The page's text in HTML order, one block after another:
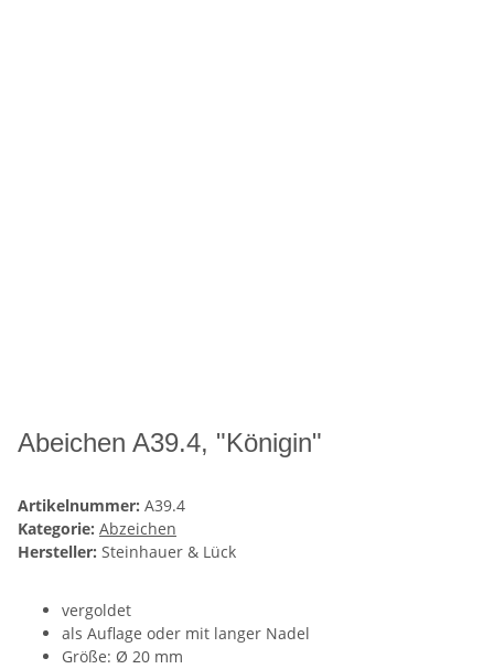
Abeichen A39.4, "Königin"
Artikelnummer: A39.4
Kategorie: Abzeichen
Hersteller: Steinhauer & Lück
vergoldet
als Auflage oder mit langer Nadel
Größe: Ø 20 mm